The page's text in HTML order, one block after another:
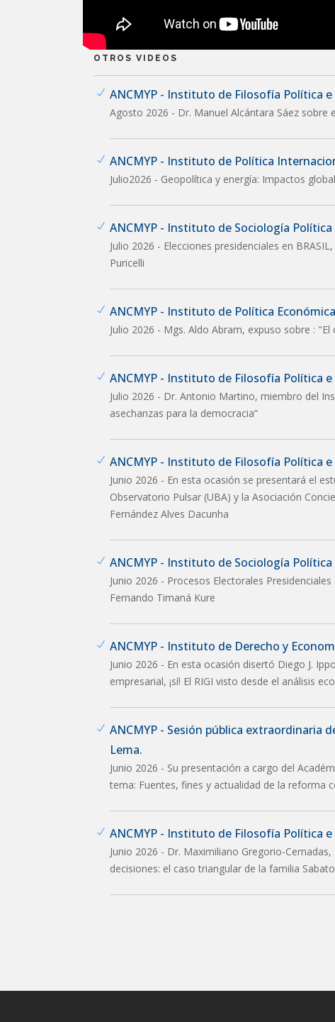
OTROS VIDEOS
ANCMYP - Instituto de Filosofía Política
Agosto 2026 - Dr. Manuel Alcántara Sáez sobre
ANCMYP - Instituto de Política
Julio2026 - Geopolítica y energía: Impactos
ANCMYP - Instituto de Sociología
Julio 2026 - Elecciones presidenciales en
Puricelli
ANCMYP - Instituto de Política Económica
Julio 2026 - Mgs. Aldo Abram, expuso sobre :
ANCMYP - Instituto de Filosofía Política
Julio 2026 - Dr. Antonio Martino, miembro del
asechanzas para la democracia”
ANCMYP - Instituto de Filosofía Política
Junio 2026 - En esta ocasión se presentará el
Observatorio Pulsar (UBA) y la Asociación
Fernández Alves Dacunha
ANCMYP - Instituto de Sociología
Junio 2026 - Procesos Electorales
Fernando Timaná Kure
ANCMYP - Instituto de Derecho y
Junio 2026 - En esta ocasión disertó Diego J.
empresarial, ¡sí! El RIGI visto desde el análisis
ANCMYP - Sesión pública extraordinaria
Lema.
Junio 2026 - Su presentación a cargo del
tema: Fuentes, fines y actualidad de la reforma
ANCMYP - Instituto de Filosofía Política
Junio 2026 - Dr. Maximiliano Gregorio-
decisiones: el caso triangular de la familia